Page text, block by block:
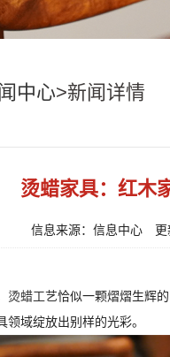
中心>新闻详情
烫蜡家具：红木
信息来源：信息中心 更
烫蜡工艺恰似一颗熠熠生辉
域绽放出别样的光彩。